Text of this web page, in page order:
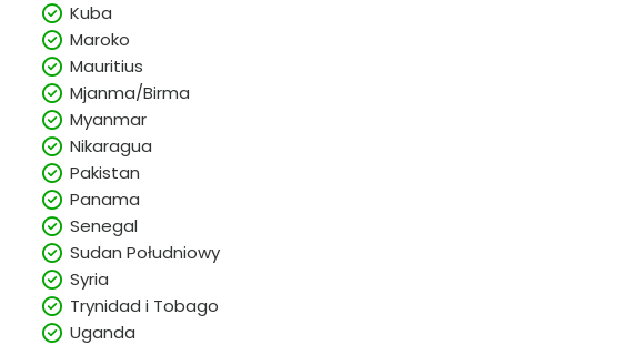
Kuba
Maroko
Mauritius
Mjanma/Birma
Myanmar
Nikaragua
Pakistan
Panama
Senegal
Sudan Południowy
Syria
Trynidad i Tobago
Uganda